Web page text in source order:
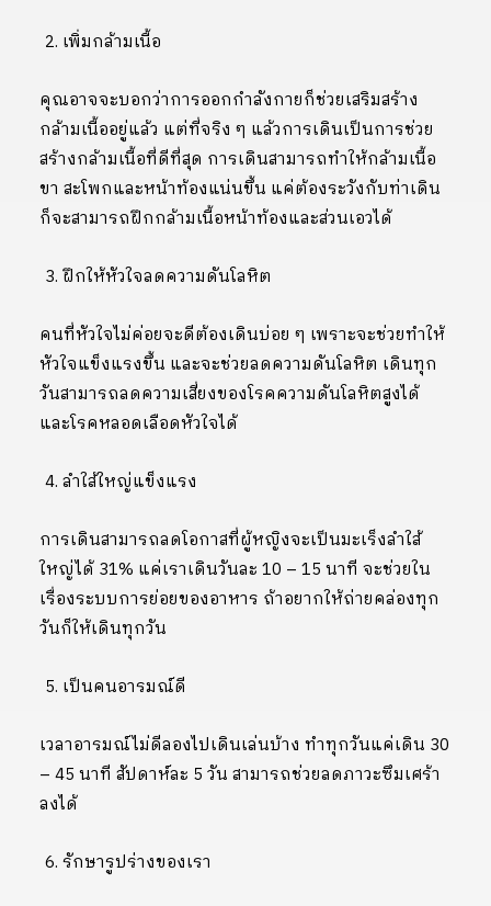
เพิ่มกล้ามเนื้อ
คุณอาจจะบอกว่าการออกกำลังกายก็ช่วยเสริมสร้าง
กล้ามเนื้ออยู่แล้ว แต่ที่จริง ๆ แล้วการเดินเป็นการช่วย
สร้างกล้ามเนื้อที่ดีที่สุด การเดินสามารถทำให้กล้ามเนื้อ
ขา สะโพกและหน้าท้องแน่นขึ้น แค่ต้องระวังกับท่าเดิน
ก็จะสามารถฝึกกล้ามเนื้อหน้าท้องและส่วนเอวได้
ฝึกให้หัวใจลดความดันโลหิต
คนที่หัวใจไม่ค่อยจะดีต้องเดินบ่อย ๆ เพราะจะช่วยทำให้
หัวใจแข็งแรงขึ้น และจะช่วยลดความดันโลหิต เดินทุก
วันสามารถลดความเสี่ยงของโรคความดันโลหิตสูงได้
และโรคหลอดเลือดหัวใจได้
ลำใส้ใหญ่แข็งแรง
การเดินสามารถลดโอกาสที่ผู้หญิงจะเป็นมะเร็งลำใส้
ใหญ่ได้ 31% แค่เราเดินวันละ 10 – 15 นาที จะช่วยใน
เรื่องระบบการย่อยของอาหาร ถ้าอยากให้ถ่ายคล่องทุก
วันก็ให้เดินทุกวัน
เป็นคนอารมณ์ดี
เวลาอารมณ์ไม่ดีลองไปเดินเล่นบ้าง ทำทุกวันแค่เดิน 30
– 45 นาที สัปดาห์ละ 5 วัน สามารถช่วยลดภาวะซึมเศร้า
ลงได้
รักษารูปร่างของเรา